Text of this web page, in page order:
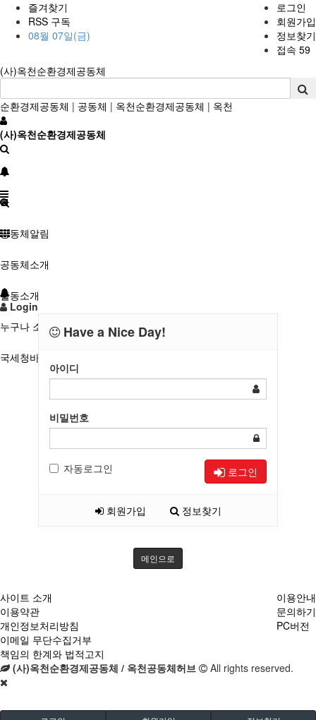
즐겨찾기
RSS 구독
08월 07일(금)
로그인
회원가입
정보찾기
접속 59
(사)옥천순환경제공동체
순환경제공동체 | 공동체 | 옥천순환경제공동체 | 옥천
(사)옥천순환경제공동체
공동체알림
공동체소개
활동소개
누구나 소개 및 대관신청
국세청바로가기
Login
Have a Nice Day!
아이디
비밀번호
자동로그인 로그인
회원가입 정보찾기
메인으로
사이트 소개
이용약관
개인정보처리방침
이메일 무단수집거부
책임의 한계와 법적고지
이용안내
문의하기
PC버전
(사)옥천순환경제공동체 / 옥천공동체허브 All rights reserved.